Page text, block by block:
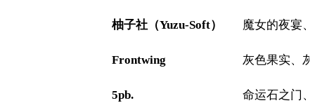
柚子社（Yuzu-Soft） 魔女的夜宴
Frontwing 灰色果实、
5pb. 命运石之门